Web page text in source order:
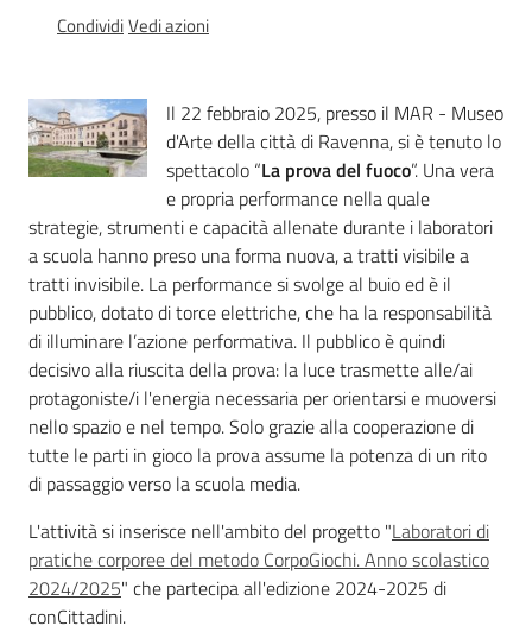
Assemblea
legislativa
Assemblea
Attività
Argomenti
Per i cittadini
CondividiVedi azioni
Il 22 febbraio 2025, presso il MAR - Museo
d'Arte della città di Ravenna, si è tenuto lo
spettacolo “La prova del fuoco”. Una vera
e propria performance nella quale
strategie, strumenti e capacità allenate durante i laboratori
a scuola hanno preso una forma nuova, a tratti visibile a
tratti invisibile. La performance si svolge al buio ed è il
pubblico, dotato di torce elettriche, che ha la responsabilità
di illuminare l’azione performativa. Il pubblico è quindi
decisivo alla riuscita della prova: la luce trasmette alle/ai
protagoniste/i l'energia necessaria per orientarsi e muoversi
nello spazio e nel tempo. Solo grazie alla cooperazione di
tutte le parti in gioco la prova assume la potenza di un rito
di passaggio verso la scuola media.
L'attività si inserisce nell'ambito del progetto "Laboratori di
pratiche corporee del metodo CorpoGiochi. Anno scolastico
2024/2025" che partecipa all'edizione 2024-2025 di
conCittadini.